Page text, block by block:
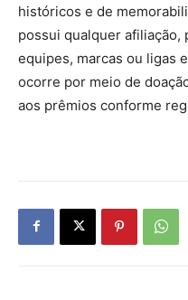
históricos e de
possui qualquer afiliação,
equipes, marcas ou ligas
ocorre por meio de
aos prêmios conforme